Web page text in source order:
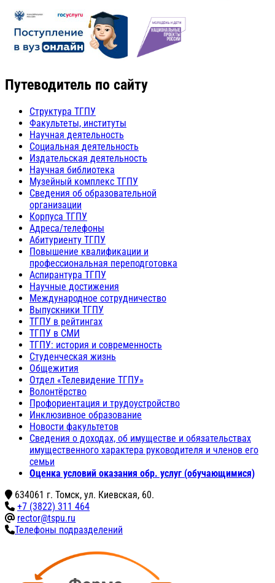
Путеводитель по сайту
Структура ТГПУ
Факультеты, институты
Научная деятельность
Социальная деятельность
Издательская деятельность
Научная библиотека
Музейный комплекс ТГПУ
Сведения об образовательной
организации
Корпуса ТГПУ
Адреса/телефоны
Абитуриенту ТГПУ
Повышение квалификации и
профессиональная переподготовка
Аспирантура ТГПУ
Научные достижения
Международное сотрудничество
Выпускники ТГПУ
ТГПУ в рейтингах
ТГПУ в СМИ
ТГПУ: история и современность
Студенческая жизнь
Общежития
Отдел «Телевидение ТГПУ»
Волонтёрство
Профориентация и трудоустройство
Инклюзивное образование
Новости факультетов
Сведения о доходах, об имуществе и обязательствах
имущественного характера руководителя и членов его
семьи
Оценка условий оказания обр. услуг (обучающимися)
634061 г. Томск, ул. Киевская, 60.
+7 (3822) 311 464
rector@tspu.ru
Телефоны подразделений